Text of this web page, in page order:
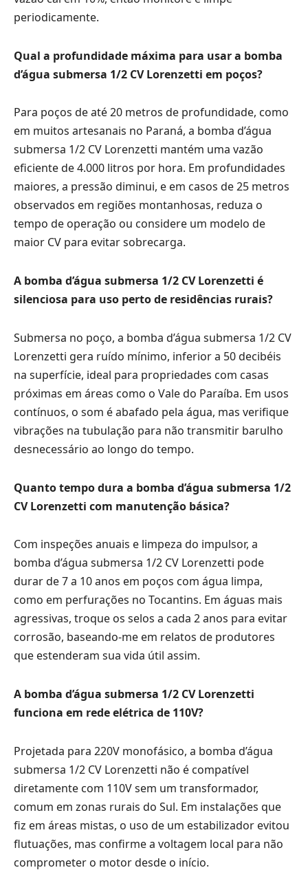
periodicamente.
Qual a profundidade máxima para usar a bomba
d’água submersa 1/2 CV Lorenzetti em poços?
Para poços de até 20 metros de profundidade, como
em muitos artesanais no Paraná, a bomba d’água
submersa 1/2 CV Lorenzetti mantém uma vazão
eficiente de 4.000 litros por hora. Em profundidades
maiores, a pressão diminui, e em casos de 25 metros
observados em regiões montanhosas, reduza o
tempo de operação ou considere um modelo de
maior CV para evitar sobrecarga.
A bomba d’água submersa 1/2 CV Lorenzetti é
silenciosa para uso perto de residências rurais?
Submersa no poço, a bomba d’água submersa 1/2 CV
Lorenzetti gera ruído mínimo, inferior a 50 decibéis
na superfície, ideal para propriedades com casas
próximas em áreas como o Vale do Paraíba. Em usos
contínuos, o som é abafado pela água, mas verifique
vibrações na tubulação para não transmitir barulho
desnecessário ao longo do tempo.
Quanto tempo dura a bomba d’água submersa 1/2
CV Lorenzetti com manutenção básica?
Com inspeções anuais e limpeza do impulsor, a
bomba d’água submersa 1/2 CV Lorenzetti pode
durar de 7 a 10 anos em poços com água limpa,
como em perfurações no Tocantins. Em águas mais
agressivas, troque os selos a cada 2 anos para evitar
corrosão, baseando-me em relatos de produtores
que estenderam sua vida útil assim.
A bomba d’água submersa 1/2 CV Lorenzetti
funciona em rede elétrica de 110V?
Projetada para 220V monofásico, a bomba d’água
submersa 1/2 CV Lorenzetti não é compatível
diretamente com 110V sem um transformador,
comum em zonas rurais do Sul. Em instalações que
fiz em áreas mistas, o uso de um estabilizador evitou
flutuações, mas confirme a voltagem local para não
comprometer o motor desde o início.